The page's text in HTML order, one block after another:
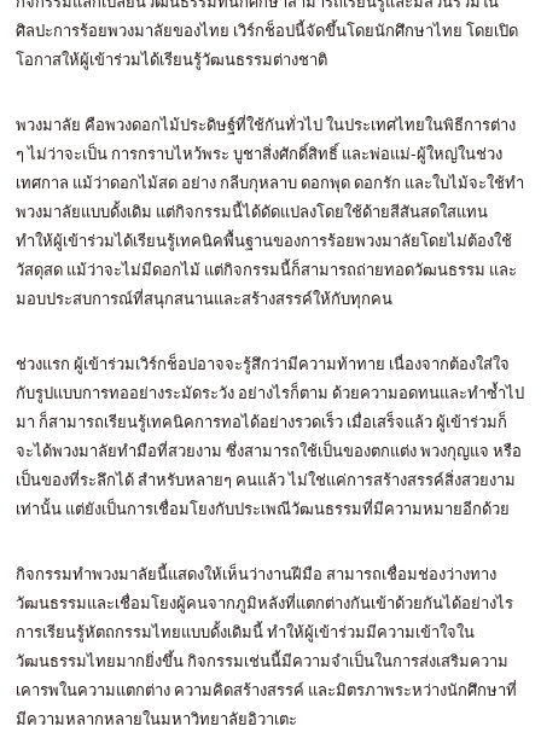
ศิลปะการร้อยพวงมาลัยของไทย เวิร์กช็อปนี้จัดขึ้นโดยนักศึกษาไทย โดยเปิด
โอกาสให้ผู้เข้าร่วมได้เรียนรู้วัฒนธรรมต่างชาติ
พวงมาลัย คือพวงดอกไม้ประดิษฐ์ที่ใช้กันทั่วไป ในประเทศไทยในพิธีการต่าง
ๆ ไม่ว่าจะเป็น การกราบไหว้พระ บูชาสิ่งศักดิ์สิทธิ์ และพ่อแม่-ผู้ใหญ่ในช่วง
เทศกาล แม้ว่าดอกไม้สด อย่าง กลีบกุหลาบ ดอกพุด ดอกรัก และใบไม้จะใช้ทำ
พวงมาลัยแบบดั้งเดิม แต่กิจกรรมนี้ได้ดัดแปลงโดยใช้ด้ายสีสันสดใสแทน
ทำให้ผู้เข้าร่วมได้เรียนรู้เทคนิคพื้นฐานของการร้อยพวงมาลัยโดยไม่ต้องใช้
วัสดุสด แม้ว่าจะไม่มีดอกไม้ แต่กิจกรรมนี้ก็สามารถถ่ายทอดวัฒนธรรม และ
มอบประสบการณ์ที่สนุกสนานและสร้างสรรค์ให้กับทุกคน
ช่วงแรก ผู้เข้าร่วมเวิร์กช็อปอาจจะรู้สึกว่ามีความท้าทาย เนื่องจากต้องใส่ใจ
กับรูปแบบการทออย่างระมัดระวัง อย่างไรก็ตาม ด้วยความอดทนและทำซ้ำไป
มา ก็สามารถเรียนรู้เทคนิคการทอได้อย่างรวดเร็ว เมื่อเสร็จแล้ว ผู้เข้าร่วมก็
จะได้พวงมาลัยทำมือที่สวยงาม ซึ่งสามารถใช้เป็นของตกแต่ง พวงกุญแจ หรือ
เป็นของที่ระลึกได้ สำหรับหลายๆ คนแล้ว ไม่ใช่แค่การสร้างสรรค์สิ่งสวยงาม
เท่านั้น แต่ยังเป็นการเชื่อมโยงกับประเพณีวัฒนธรรมที่มีความหมายอีกด้วย
กิจกรรมทำพวงมาลัยนี้แสดงให้เห็นว่างานฝีมือ สามารถเชื่อมช่องว่างทาง
วัฒนธรรมและเชื่อมโยงผู้คนจากภูมิหลังที่แตกต่างกันเข้าด้วยกันได้อย่างไร
การเรียนรู้หัตถกรรมไทยแบบดั้งเดิมนี้ ทำให้ผู้เข้าร่วมมีความเข้าใจใน
วัฒนธรรมไทยมากยิ่งขึ้น กิจกรรมเช่นนี้มีความจำเป็นในการส่งเสริมความ
เคารพในความแตกต่าง ความคิดสร้างสรรค์ และมิตรภาพระหว่างนักศึกษาที่
มีความหลากหลายในมหาวิทยาลัยอิวาเตะ